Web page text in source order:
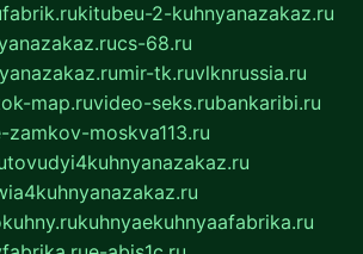
kitubeu-2-kuhnyanazakaz.ru
cs-68.ru
mir-tk.ruvlknrussia.ru
map.ruvideo-seks.rubankaribi.ru
moskva113.ru
tovudyi4kuhnyanazakaz.ru
kuhnyaekuhnyaafabrika.ru